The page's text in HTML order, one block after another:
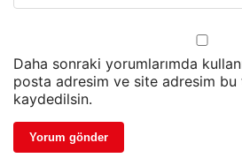
Daha sonraki yorumlarımda
posta adresim ve site adresim bu
kaydedilsin.